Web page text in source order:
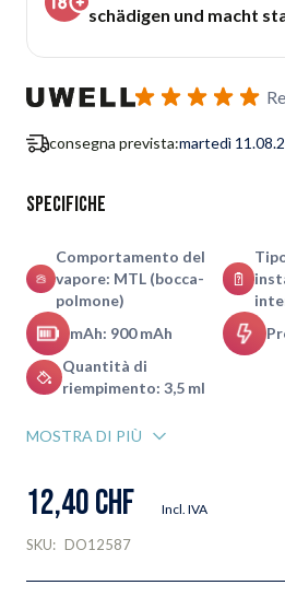
schädigen und macht
consegna prevista:martedì
Specifiche
Comportamento del
vapore: MTL (bocca-
polmone)
mAh: 900 mAh
Quantità di
riempimento: 3,5 ml
MOSTRA DI PIÙ
12,40 CHF Incl. IVA
SKU: DO12587